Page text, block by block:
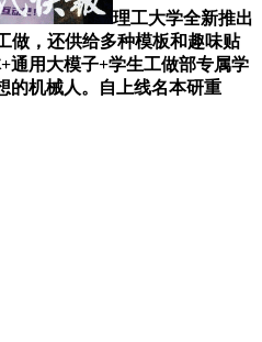
理工大学全新推出
做，还供给多种模板和趣味贴
通用大模子+学生工做部专属学
的机械人。自上线名本研重